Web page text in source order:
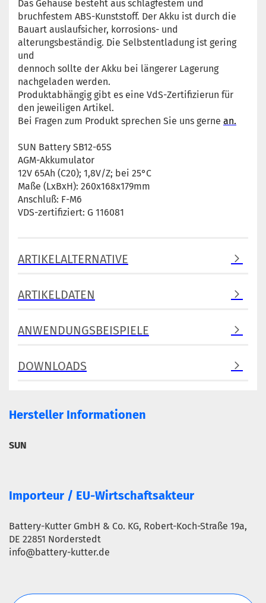
Das Gehäuse besteht aus schlagfestem und
bruchfestem ABS-Kunststoff. Der Akku ist durch die
Bauart auslaufsicher, korrosions- und
alterungsbeständig. Die Selbstentladung ist gering
und
dennoch sollte der Akku bei längerer Lagerung
nachgeladen werden.
Produktabhängig gibt es eine VdS-Zertifizierun für
den jeweiligen Artikel.
Bei Fragen zum Produkt sprechen Sie uns gerne an.
SUN Battery SB12-65S
AGM-Akkumulator
12V 65Ah (C20); 1,8V/Z; bei 25°C
Maße (LxBxH): 260x168x179mm
Anschluß: F-M6
VDS-zertifiziert: G 116081
ARTIKELALTERNATIVE
ARTIKELDATEN
ANWENDUNGSBEISPIELE
DOWNLOADS
Hersteller Informationen
SUN
Importeur / EU-Wirtschaftsakteur
Battery-Kutter GmbH & Co. KG, Robert-Koch-Straße 19a,
DE 22851 Norderstedt
info@battery-kutter.de